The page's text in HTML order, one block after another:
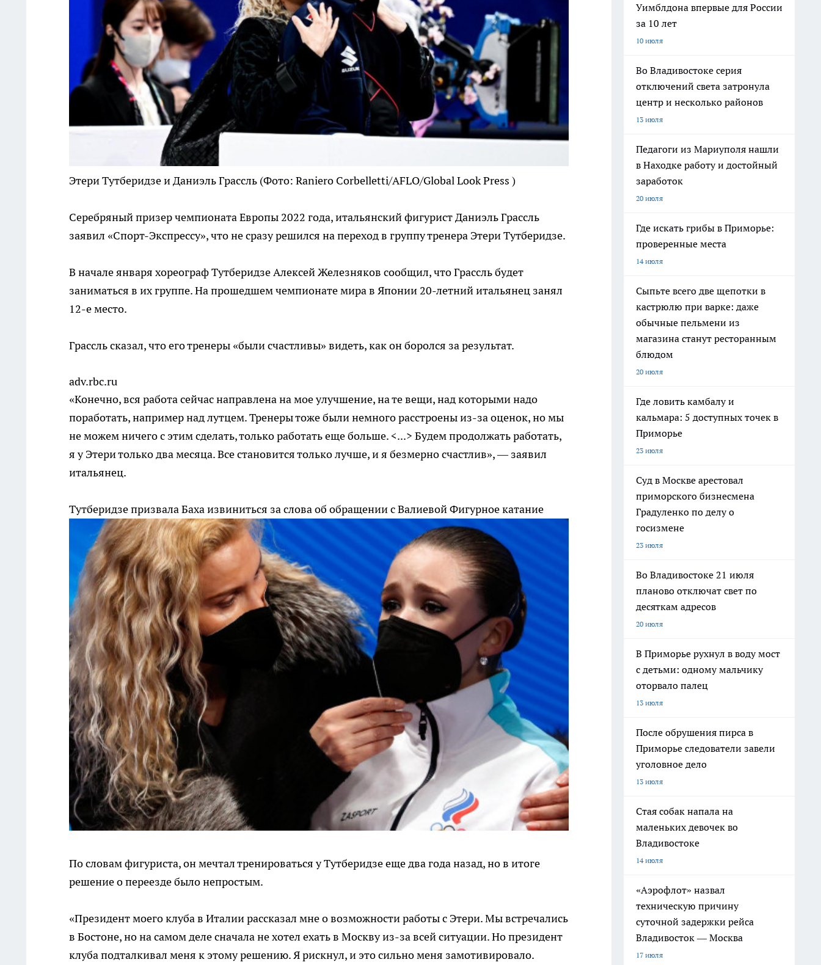
Этери Тутберидзе и Даниэль Грассль (Фото: Raniero Corbelletti/AFLO/Global Look Press )
Серебряный призер чемпионата Европы 2022 года, итальянский фигурист Даниэль Грассль
заявил «Спорт-Экспрессу», что не сразу решился на переход в группу тренера Этери Тутберидзе.
В начале января хореограф Тутберидзе Алексей Железняков сообщил, что Грассль будет
заниматься в их группе. На прошедшем чемпионате мира в Японии 20-летний итальянец занял
12-е место.
Грассль сказал, что его тренеры «были счастливы» видеть, как он боролся за результат.
adv.rbc.ru
«Конечно, вся работа сейчас направлена на мое улучшение, на те вещи, над которыми надо
поработать, например над лутцем. Тренеры тоже были немного расстроены из-за оценок, но мы
не можем ничего с этим сделать, только работать еще больше. <...> Будем продолжать работать,
я у Этери только два месяца. Все становится только лучше, и я безмерно счастлив», — заявил
итальянец.
Тутберидзе призвала Баха извиниться за слова об обращении с ВалиевойФигурное катание
По словам фигуриста, он мечтал тренироваться у Тутберидзе еще два года назад, но в итоге
решение о переезде было непростым.
«Президент моего клуба в Италии рассказал мне о возможности работы с Этери. Мы встречались
в Бостоне, но на самом деле сначала не хотел ехать в Москву из-за всей ситуации. Но президент
клуба подталкивал меня к этому решению. Я рискнул, и это сильно меня замотивировало.
Уимблдона впервые для России
за 10 лет
10 июля
Во Владивостоке серия
отключений света затронула
центр и несколько районов
13 июля
Педагоги из Мариуполя нашли
в Находке работу и достойный
заработок
20 июля
Где искать грибы в Приморье:
проверенные места
14 июля
Сыпьте всего две щепотки в
кастрюлю при варке: даже
обычные пельмени из
магазина станут ресторанным
блюдом
20 июля
Где ловить камбалу и
кальмара: 5 доступных точек в
Приморье
23 июля
Суд в Москве арестовал
приморского бизнесмена
Градуленко по делу о
госизмене
23 июля
Во Владивостоке 21 июля
планово отключат свет по
десяткам адресов
20 июля
В Приморье рухнул в воду мост
с детьми: одному мальчику
оторвало палец
13 июля
После обрушения пирса в
Приморье следователи завели
уголовное дело
13 июля
Стая собак напала на
маленьких девочек во
Владивостоке
14 июля
«Аэрофлот» назвал
техническую причину
суточной задержки рейса
Владивосток — Москва
17 июля